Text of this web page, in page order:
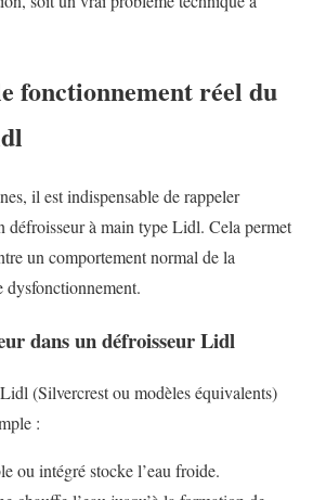
fonctionnement réel du
il est indispensable de rappeler
défroisseur à main type Lidl. Cela permet
un comportement normal de la
dysfonctionnement.
dans un défroisseur Lidl
(Silvercrest ou modèles équivalents)
:
ou intégré stocke l’eau froide.